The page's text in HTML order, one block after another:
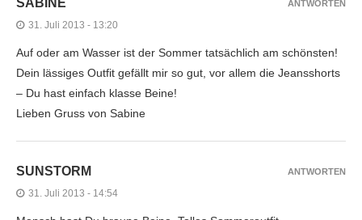
31. Juli 2013 - 13:20
Auf oder am Wasser ist der Sommer tatsächlich am schönsten!
Dein lässiges Outfit gefällt mir so gut, vor allem die Jeansshorts
– Du hast einfach klasse Beine!
Lieben Gruss von Sabine
ANTWORTEN
SUNSTORM
31. Juli 2013 - 14:54
ANTWORTEN